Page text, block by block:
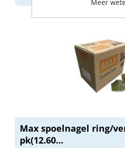
Max spoelnagel ring/
pk(12.60...
Meer